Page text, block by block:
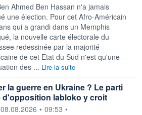
Ahmed Ben Hassan n'a jamais
une élection. Pour cet Afro-Américain
qui a grandi dans un Memphis
la nouvelle carte électorale du
redessinée par la majorité
de cet Etat du Sud n'est qu'une
des ... Lire la suite
la guerre en Ukraine ? Le parti
d'opposition Iabloko y croit
fournie par
08.08.2026 • 09:53 •